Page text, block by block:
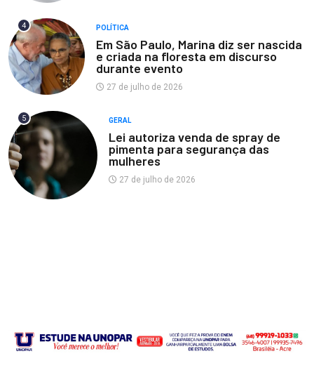
4 POLÍTICA
Em São Paulo, Marina diz ser nascida
e criada na floresta em discurso
durante evento
27 de julho de 2026
5 GERAL
Lei autoriza venda de spray de
pimenta para segurança das
mulheres
27 de julho de 2026